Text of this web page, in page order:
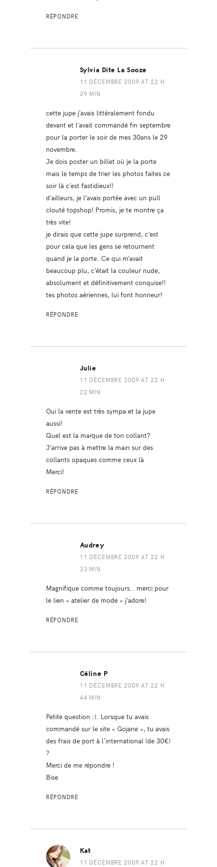
RÉPONDRE
Sylvia Dite La Sooze
11 DÉCEMBRE 2009 AT 22 H
09 MIN
cette jupe j’avais littéralement fondu
devant et l’avait commandé fin septembre
pour la porter le soir de mes 30ans le 29
novembre.
Je dois poster un billet où je la porte
mais le temps de trier les photos faites ce
soir là c’est fastidieux!!
d’ailleurs, je l’avais portée avec un pull
clouté topshop! Promis, je te montre ça
très vite!
je dirais que cette jupe surprend, c’est
pour cela que les gens se retournent
quand je la porte. Ce qui m’avait
beaucoup plu, c’était la couleur nude,
absolument et définitivement conquise!!
tes photos aériennes, lui font honneur!
RÉPONDRE
Julie
11 DÉCEMBRE 2009 AT 22 H
22 MIN
Oui la vente est très sympa et la jupe
aussi!
Quel est la marque de ton collant?
J’arrive pas à mettre la main sur des
collants opaques comme ceux là
Merci!
RÉPONDRE
Audrey
11 DÉCEMBRE 2009 AT 22 H
33 MIN
Magnifique comme toujours.. merci pour
le lien « atelier de mode » j’adore!
RÉPONDRE
Céline P
11 DÉCEMBRE 2009 AT 22 H
44 MIN
Petite question :). Lorsque tu avais
commandé sur le site « Gojane », tu avais
des frais de port à l’international (de 30€)
?
Merci de me répondre !
Bise
RÉPONDRE
Kat
11 DÉCEMBRE 2009 AT 22 H